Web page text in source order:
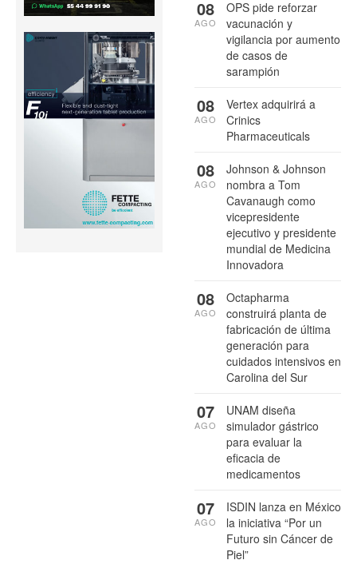
OPS pide reforzar
vacunación y
vigilancia por aumento
de casos de
sarampión
08
AGO
Vertex adquirirá a
Crinics
Pharmaceuticals
08
AGO
Johnson & Johnson
nombra a Tom
Cavanaugh como
vicepresidente
ejecutivo y presidente
mundial de Medicina
Innovadora
08
AGO
Octapharma
construirá planta de
fabricación de última
generación para
cuidados intensivos en
Carolina del Sur
08
AGO
UNAM diseña
simulador gástrico
para evaluar la
eficacia de
medicamentos
07
AGO
ISDIN lanza en México
la iniciativa “Por un
Futuro sin Cáncer de
Piel”
07
AGO